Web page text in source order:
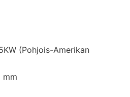
(Pohjois-Amerikan
mm